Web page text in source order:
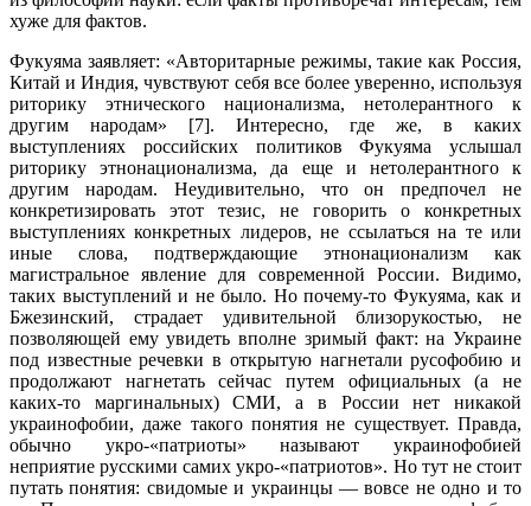
хуже для фактов.
Фукуяма заявляет: «Авторитарные режимы, такие как Россия,
Китай и Индия, чувствуют себя все более уверенно, используя
риторику этнического национализма, нетолерантного к
другим народам» [7]. Интересно, где же, в каких
выступлениях российских политиков Фукуяма услышал
риторику этнонационализма, да еще и нетолерантного к
другим народам. Неудивительно, что он предпочел не
конкретизировать этот тезис, не говорить о конкретных
выступлениях конкретных лидеров, не ссылаться на те или
иные слова, подтверждающие этнонационализм как
магистральное явление для современной России. Видимо,
таких выступлений и не было. Но почему-то Фукуяма, как и
Бжезинский, страдает удивительной близорукостью, не
позволяющей ему увидеть вполне зримый факт: на Украине
под известные речевки в открытую нагнетали русофобию и
продолжают нагнетать сейчас путем официальных (а не
каких-то маргинальных) СМИ, а в России нет никакой
украинофобии, даже такого понятия не существует. Правда,
обычно укро-«патриоты» называют украинофобией
неприятие русскими самих укро-«патриотов». Но тут не стоит
путать понятия: свидомые и украинцы — вовсе не одно и то